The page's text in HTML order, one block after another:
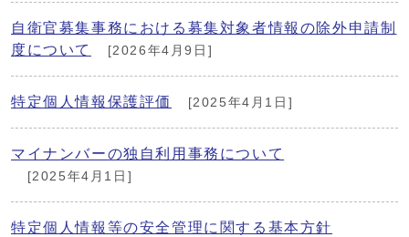
自衛官募集事務における募集対象者情報の除外申請制
度について
[2026年4月9日]
特定個人情報保護評価 [2025年4月1日]
マイナンバーの独自利用事務について
[2025年4月1日]
特定個人情報等の安全管理に関する基本方針